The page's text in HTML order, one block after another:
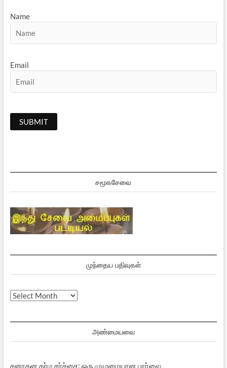
Name
Email
சமூகசேவை
முந்தைய பதிவுகள்
முந்தைய
அண்மையவை
சனாதன தர்ம சர்ச்சை: ஒரு முழுமையான பார்வை